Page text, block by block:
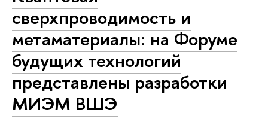
сверхпроводимость и
метаматериалы: на Форуме
будущих технологий
представлены разработки
МИЭМ ВШЭ